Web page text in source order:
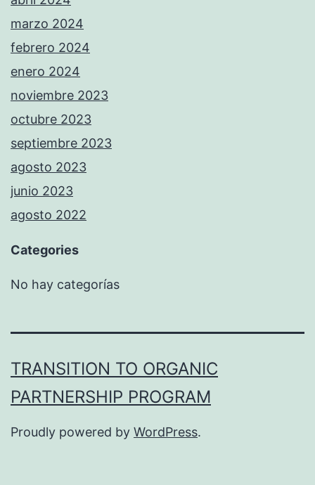
marzo 2024
febrero 2024
enero 2024
noviembre 2023
octubre 2023
septiembre 2023
agosto 2023
junio 2023
agosto 2022
Categories
No hay categorías
TRANSITION TO ORGANIC
PARTNERSHIP PROGRAM
Proudly powered by WordPress.